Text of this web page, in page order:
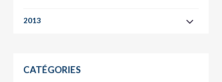
2013
CATÉGORIES